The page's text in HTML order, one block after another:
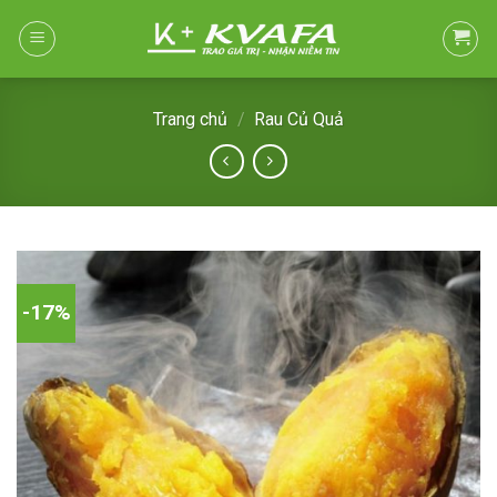
Trang chủ / Rau Củ Quả
-17%